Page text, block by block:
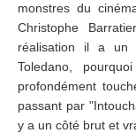
monstres du
Christophe
réalisation il a un
Toledano,
profondément
passant par
y a un côté brut et